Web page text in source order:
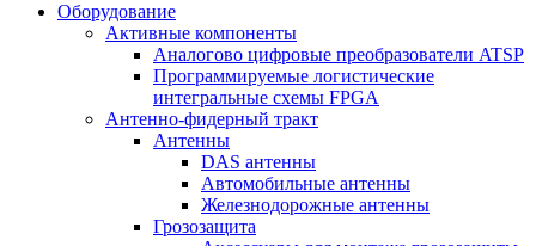
Оборудование
Активные компоненты
Аналогово цифровые преобразователи ATSP
Программируемые логистические
интегральные схемы FPGA
Антенно-фидерный тракт
Антенны
DAS антенны
Автомобильные антенны
Железнодорожные антенны
Грозозащита